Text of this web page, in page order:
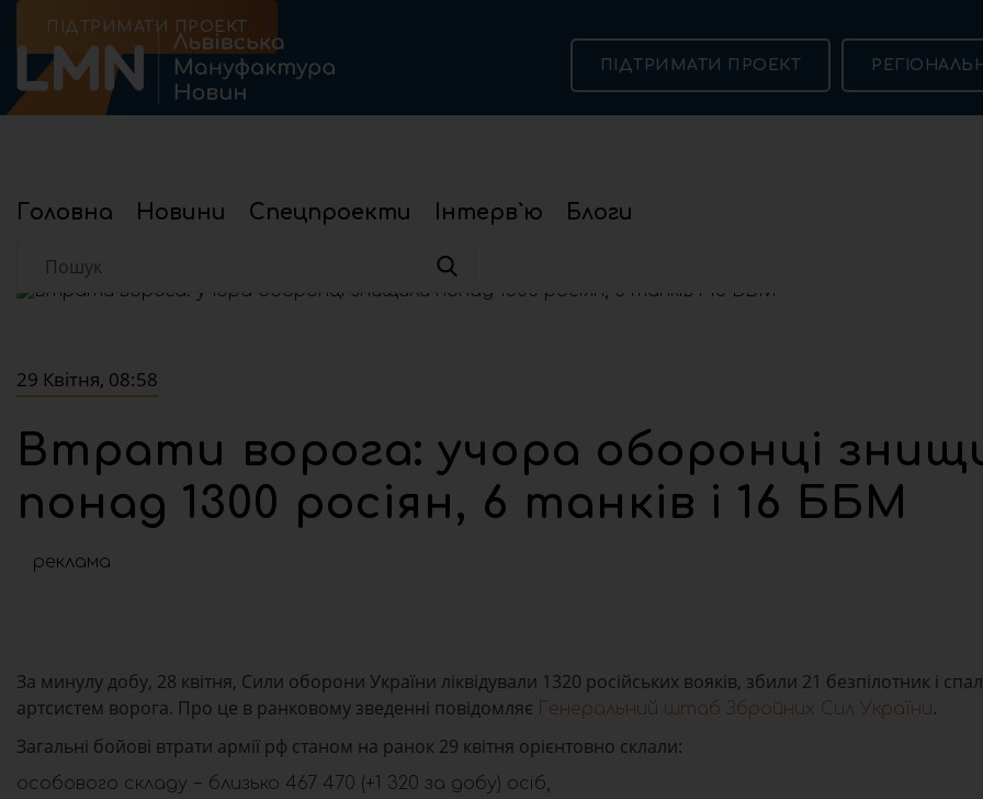
ПІДТРИМАТИ ПРОЕКТ
Головна Новини Спецпроекти Інтерв`ю Блоги
ПІДТРИМАТИ ПРОЕКТ
Головна Новини Війна Втрати ворога: учора оборонці знищили понад 1300 росіян, 6 танків і 16 ББМ
29 Квітня, 08:58
Втрати ворога: учора оборонці
понад 1300 росіян, 6 танків і 16 ББМ
реклама
За минулу добу, 28 квітня, Сили оборони України ліквідували 1320 російських вояків, збили 21 безпілотник і
артсистем ворога. Про це в ранковому зведенні повідомляє
Генеральний штаб Збройних Сил України.
Загальні бойові втрати армії рф станом на ранок 29 квітня орієнтовно склали:
особового складу − близько 467 470 (+1 320 за добу) осіб,